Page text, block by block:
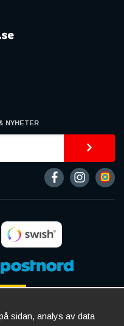
NYHETER
sidan, analys av data